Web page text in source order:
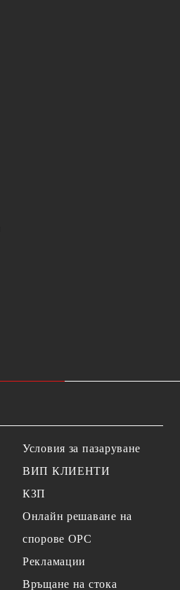
Условия за пазаруване
ВИП КЛИЕНТИ
КЗП
Онлайн решаване на
спорове OPC
Рекламации
Връщане на стока